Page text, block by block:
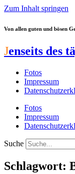
Zum Inhalt springen
Von allen guten und bösen
Jenseits des
Fotos
Impressum
Fotos
Impressum
Suche
Schlagwort: